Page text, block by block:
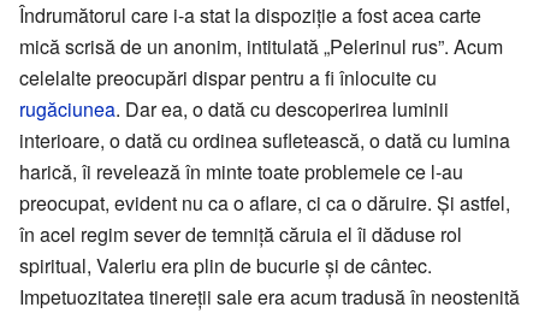
Îndrumătorul care i-a stat la dispoziție a fost acea carte
mică scrisă de un anonim, intitulată „Pelerinul rus”. Acum
celelalte preocupări dispar pentru a fi înlocuite cu
rugăciunea. Dar ea, o dată cu descoperirea luminii
interioare, o dată cu ordinea sufletească, o dată cu lumina
harică, îi revelează în minte toate problemele ce l-au
preocupat, evident nu ca o aflare, ci ca o dăruire. Și astfel,
în acel regim sever de temniță căruia el îi dăduse rol
spiritual, Valeriu era plin de bucurie și de cântec.
Impetuozitatea tinereții sale era acum tradusă în neostenită